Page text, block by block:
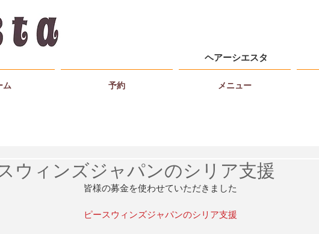
ヘアーシエスタ
ム 予約 メニュー
ウィンズジャパンのシリア支援
皆様の募金を使わせていただきました
ピースウィンズジャパンのシリア支援